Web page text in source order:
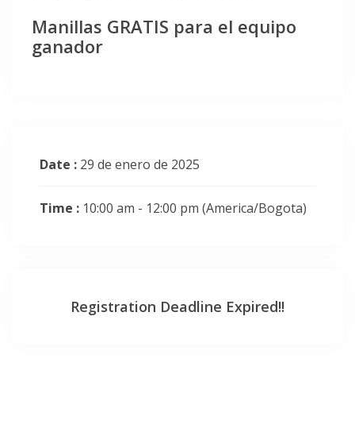
Manillas GRATIS para el equipo
ganador
Date : 29 de enero de 2025
Time : 10:00 am - 12:00 pm (America/Bogota)
Registration Deadline Expired!!